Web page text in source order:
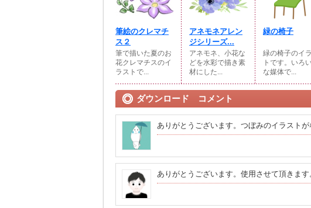
筆絵のクレマチ
ス２
筆で描いた夏のお
花クレマチスのイ
ラストで...
アネモネアレン
ジシリーズ...
アネモネ、小花な
どを水彩で描き素
材にした...
緑の椅子
緑の椅子のイ
トです。いろ
な媒体で...
ダウンロード コメント
ありがとうございます。つぼみのイラスト
ありがとうございます。使用させて頂きます